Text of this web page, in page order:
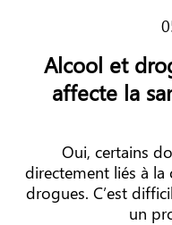
Alcool et
affecte la
Oui, certains
directement liés à
drogues. C’est
un